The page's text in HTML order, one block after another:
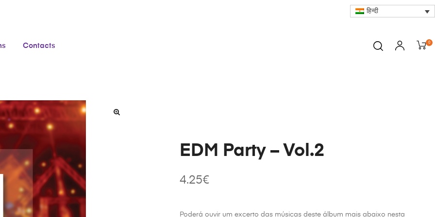
हिन्दी
Contacts 0
EDM Party – Vol.2
4.25€
Poderá ouvir um excerto das músicas deste álbum mais abaixo nesta